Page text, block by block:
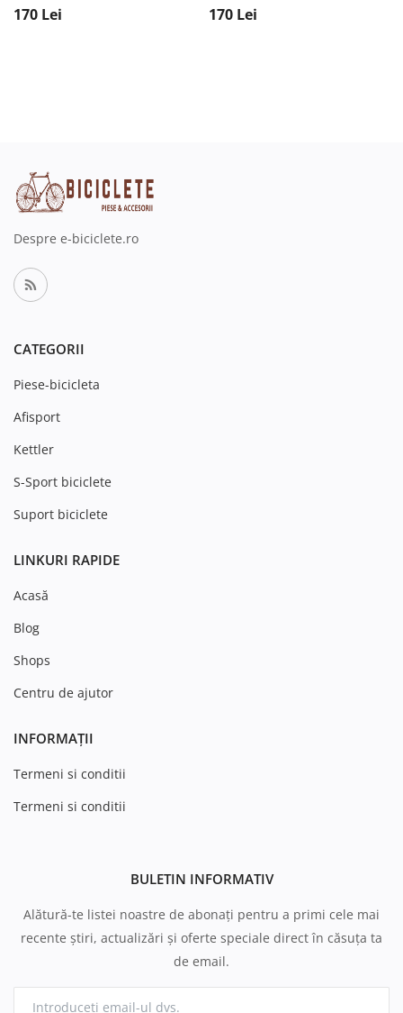
170 Lei 170 Lei
Despre e-biciclete.ro
CATEGORII
Piese-bicicleta
Afisport
Kettler
S-Sport biciclete
Suport biciclete
LINKURI RAPIDE
Acasă
Blog
Shops
Centru de ajutor
INFORMAȚII
Termeni si conditii
Termeni si conditii
BULETIN INFORMATIV
Alătură-te listei noastre de abonați pentru a primi cele mai
recente știri, actualizări și oferte speciale direct în căsuța ta
de email.